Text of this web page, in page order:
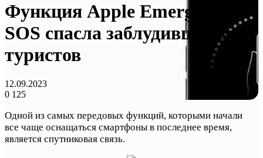
Функция Apple Emergency
SOS спасла заблудившихся
туристов
12.09.2023
0 125
Одной из самых передовых функций, которыми начали
все чаще оснащаться смартфоны в последнее время,
является спутниковая связь.